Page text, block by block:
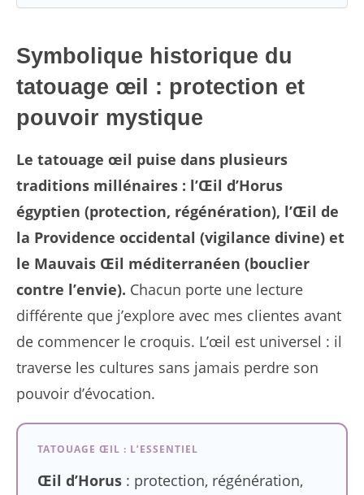
Symbolique historique du
tatouage œil : protection et
pouvoir mystique
Le tatouage œil puise dans plusieurs
traditions millénaires : l’Œil d’Horus
égyptien (protection, régénération), l’Œil de
la Providence occidental (vigilance divine) et
le Mauvais Œil méditerranéen (bouclier
contre l’envie). Chacun porte une lecture
différente que j’explore avec mes clientes avant
de commencer le croquis. L’œil est universel : il
traverse les cultures sans jamais perdre son
pouvoir d’évocation.
TATOUAGE ŒIL : L’ESSENTIEL
Œil d’Horus: protection, régénération,